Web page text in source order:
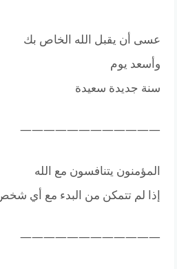
عسى أن يقبل الله الخاص بك
وأسعد يوم
سنة جديدة سعيدة
————————————
المؤمنون يتنافسون مع الله
إذا لم تتمكن من البدء مع أي
————————————